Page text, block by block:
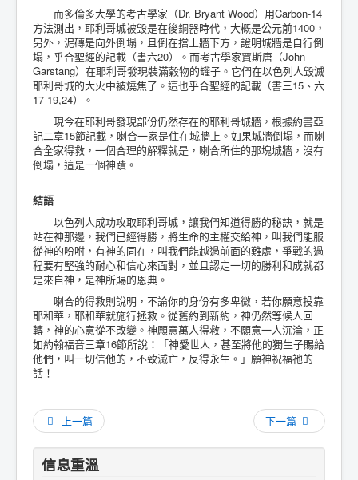
而多倫多大學的考古學家（Dr. Bryant Wood）用Carbon-14
方法測出，耶利哥城被毁是在後銅器時代，大概是公元前1400，
另外，泥磚是向外倒塌，且倒在擋土牆下方，證明城牆是自行倒
塌，乎合聖經的記載（書六20）。而考古學家賈斯唐（John
Garstang）在耶利哥發現裝滿穀物的罐子。它們在以色列人毀滅
耶利哥城的大火中被燒焦了。這也乎合聖經的記載（書三15、六
17-19,24）。
現今在耶利哥發現部份仍然存在的耶利哥城牆，根據約書亞
記二章15節記載，喇合一家是住在城牆上。如果城牆倒塌，而喇
合全家得救，一個合理的解釋就是，喇合所住的那塊城牆，沒有
倒塌，這是一個神蹟。
結語
以色列人成功攻取耶利哥城，讓我們知道得勝的秘訣，就是
站在神那邊，我們已經得勝，將生命的主權交給神，叫我們能服
從神的吩咐，有神的同在，叫我們能越過前面的難處，爭戰的過
程要有堅強的耐心和信心來面對，並且認定一切的勝利和成就都
是來自神，是神所賜的恩典。
喇合的得救則說明，不論你的身份有多卑微，若你願意投靠
耶和華，耶和華就施行拯救。從舊約到新約，神仍然等候人回
轉，神的心意從不改變。神願意萬人得救，不願意一人沉淪，正
如約翰福音三章16節所說：「神愛世人，甚至將他的獨生子賜給
他們，叫一切信他的，不致滅亡，反得永生。」願神祝福祂的
話！
上一篇 下一篇
信息重溫